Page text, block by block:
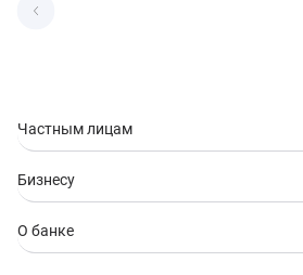
Частным лицам
Бизнесу
О банке